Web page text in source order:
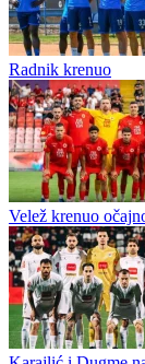
Radnik doveo
Radnik iz Bijeljine
prelaznom roku, a
Semberci su prvo
dolazi...